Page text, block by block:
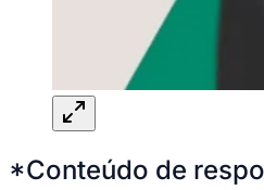
*Conteúdo de